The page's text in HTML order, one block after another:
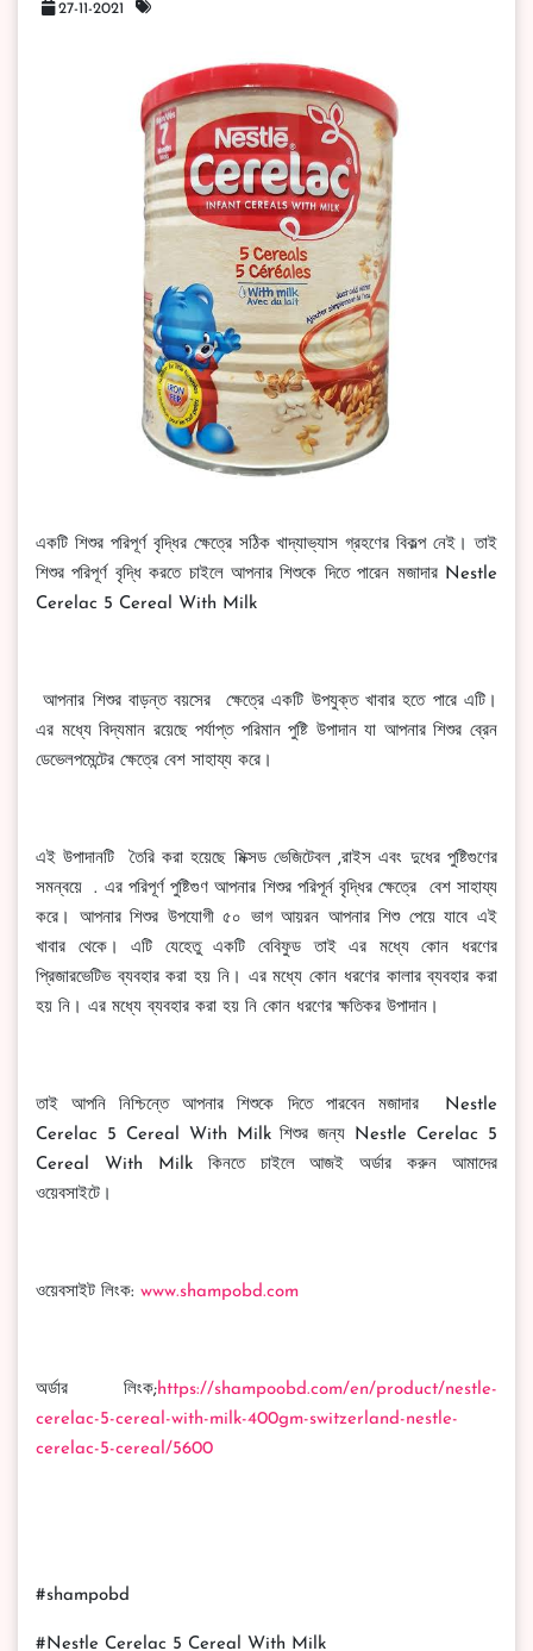
27-11-2021
একটি শিশুর পরিপূর্ণ বৃদ্ধির ক্ষেত্রে সঠিক খাদ্যাভ্যাস গ্রহণের বিকল্প নেই। তাই
শিশুর পরিপূর্ণ বৃদ্ধি করতে চাইলে আপনার শিশুকে দিতে পারেন মজাদার Nestle
Cerelac 5 Cereal With Milk
আপনার শিশুর বাড়ন্ত বয়সের ক্ষেত্রে একটি উপযুক্ত খাবার হতে পারে এটি।
এর মধ্যে বিদ্যমান রয়েছে পর্যাপ্ত পরিমান পুষ্টি উপাদান যা আপনার শিশুর ব্রেন
ডেভেলপমেন্টের ক্ষেত্রে বেশ সাহায্য করে।
এই উপাদানটি তৈরি করা হয়েছে মিক্সড ভেজিটেবল ,রাইস এবং দুধের পুষ্টিগুণের
সমন্বয়ে . এর পরিপূর্ণ পুষ্টিগুণ আপনার শিশুর পরিপূর্ন বৃদ্ধির ক্ষেত্রে বেশ সাহায্য
করে। আপনার শিশুর উপযোগী ৫০ ভাগ আয়রন আপনার শিশু পেয়ে যাবে এই
খাবার থেকে। এটি যেহেতু একটি বেবিফুড তাই এর মধ্যে কোন ধরণের
প্রিজারভেটিভ ব্যবহার করা হয় নি। এর মধ্যে কোন ধরণের কালার ব্যবহার করা
হয় নি। এর মধ্যে ব্যবহার করা হয় নি কোন ধরণের ক্ষতিকর উপাদান।
তাই আপনি নিশ্চিন্তে আপনার শিশুকে দিতে পারবেন মজাদার Nestle
Cerelac 5 Cereal With Milk শিশুর জন্য Nestle Cerelac 5
Cereal With Milk কিনতে চাইলে আজই অর্ডার করুন আমাদের
ওয়েবসাইটে।
ওয়েবসাইট লিংক: www.shampobd.com
অর্ডার লিংক;https://shampoobd.com/en/product/nestle-
cerelac-5-cereal-with-milk-400gm-switzerland-nestle-
cerelac-5-cereal/5600
#shampobd
#Nestle Cerelac 5 Cereal With Milk